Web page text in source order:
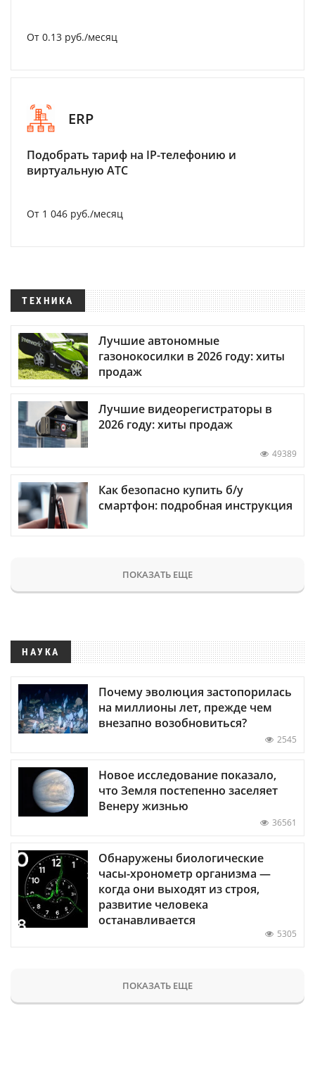
От 0.13 руб./месяц
ERP
Подобрать тариф на IP-телефонию и
виртуальную АТС
От 1 046 руб./месяц
ТЕХНИКА
Лучшие автономные
газонокосилки в 2026 году: хиты
продаж
Лучшие видеорегистраторы в
2026 году: хиты продаж
49389
Как безопасно купить б/у
смартфон: подробная инструкция
ПОКАЗАТЬ ЕЩЕ
НАУКА
Почему эволюция застопорилась
на миллионы лет, прежде чем
внезапно возобновиться?
2545
Новое исследование показало,
что Земля постепенно заселяет
Венеру жизнью
36561
Обнаружены биологические
часы-хронометр организма —
когда они выходят из строя,
развитие человека
останавливается
5305
ПОКАЗАТЬ ЕЩЕ